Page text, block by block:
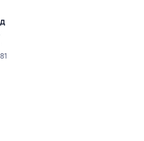
рейтинг 4,8 на основе 681 оценок